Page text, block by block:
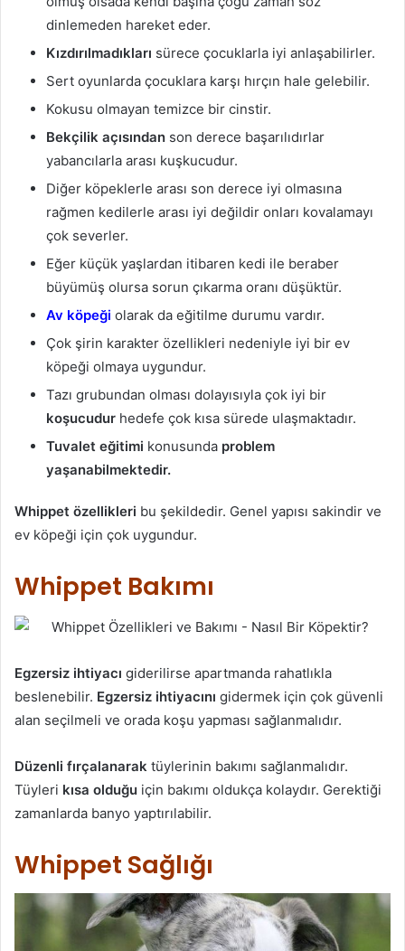
dinlemeden hareket eder.
Kızdırılmadıkları sürece çocuklarla iyi anlaşabilirler.
Sert oyunlarda çocuklara karşı hırçın hale gelebilir.
Kokusu olmayan temizce bir cinstir.
Bekçilik açısından son derece başarılıdırlar
yabancılarla arası kuşkucudur.
Diğer köpeklerle arası son derece iyi olmasına
rağmen kedilerle arası iyi değildir onları kovalamayı
çok severler.
Eğer küçük yaşlardan itibaren kedi ile beraber
büyümüş olursa sorun çıkarma oranı düşüktür.
Av köpeği olarak da eğitilme durumu vardır.
Çok şirin karakter özellikleri nedeniyle iyi bir ev
köpeği olmaya uygundur.
Tazı grubundan olması dolayısıyla çok iyi bir
koşucudur hedefe çok kısa sürede ulaşmaktadır.
Tuvalet eğitimi konusunda problem
yaşanabilmektedir.
Whippet özellikleri bu şekildedir. Genel yapısı sakindir ve
ev köpeği için çok uygundur.
Whippet Bakımı
Egzersiz ihtiyacı giderilirse apartmanda rahatlıkla
beslenebilir. Egzersiz ihtiyacını gidermek için çok güvenli
alan seçilmeli ve orada koşu yapması sağlanmalıdır.
Düzenli fırçalanarak tüylerinin bakımı sağlanmalıdır.
Tüyleri kısa olduğu için bakımı oldukça kolaydır. Gerektiği
zamanlarda banyo yaptırılabilir.
Whippet Sağlığı